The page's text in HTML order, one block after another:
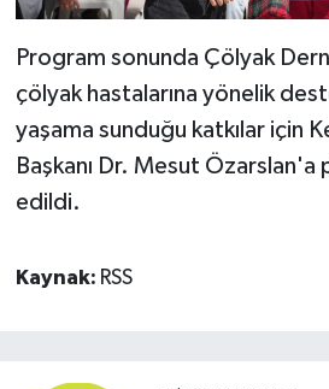
Program sonunda Çölyak
çölyak hastalarına yönelik
yaşama sunduğu katkılar için
Başkanı Dr. Mesut
edildi.
Kaynak: RSS